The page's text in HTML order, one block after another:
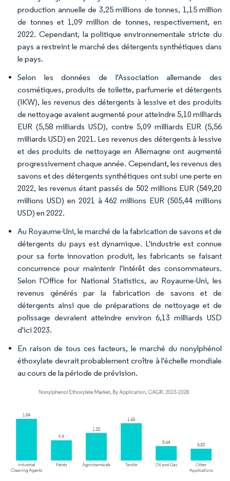
production annuelle de 3,25 millions de tonnes, 1,15 million
de tonnes et 1,09 million de tonnes, respectivement, en
2022. Cependant, la politique environnementale stricte du
pays a restreint le marché des détergents synthétiques dans
le pays.
Selon les données de l'Association allemande des
cosmétiques, produits de toilette, parfumerie et détergents
(IKW), les revenus des détergents à lessive et des produits
de nettoyage avaient augmenté pour atteindre 5,10 milliards
EUR (5,58 milliards USD), contre 5,09 milliards EUR (5,56
milliards USD) en 2021. Les revenus des détergents à lessive
et des produits de nettoyage en Allemagne ont augmenté
progressivement chaque année. Cependant, les revenus des
savons et des détergents synthétiques ont subi une perte en
2022, les revenus étant passés de 502 millions EUR (549,20
millions USD) en 2021 à 462 millions EUR (505,44 millions
USD) en 2022.
Au Royaume-Uni, le marché de la fabrication de savons et de
détergents du pays est dynamique. L'industrie est connue
pour sa forte innovation produit, les fabricants se faisant
concurrence pour maintenir l'intérêt des consommateurs.
Selon l'Office for National Statistics, au Royaume-Uni, les
revenus générés par la fabrication de savons et de
détergents ainsi que de préparations de nettoyage et de
polissage devraient atteindre environ 6,13 milliards USD
d'ici 2023.
En raison de tous ces facteurs, le marché du nonylphénol
éthoxylate devrait probablement croître à l'échelle mondiale
au cours de la période de prévision.